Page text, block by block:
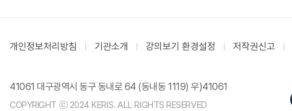
개인정보처리방침 기관소개 강의보기 환경설정 저작권신고
41061 대구광역시 동구 동내로 64 (동내동 1119) 우)41061
COPYRIGHT ⓒ 2024 KERIS. ALL RIGHTS RESERVED